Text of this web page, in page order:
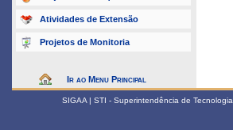
Atividades de Extensão
Projetos de Monitoria
Ir ao Menu Principal
SIGAA | STI - Superintendência de